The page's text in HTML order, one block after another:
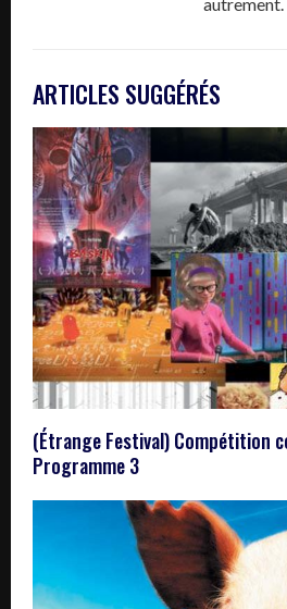
ARTICLES SUGGÉRÉS
(Étrange Festival) Compétition
Programme 3